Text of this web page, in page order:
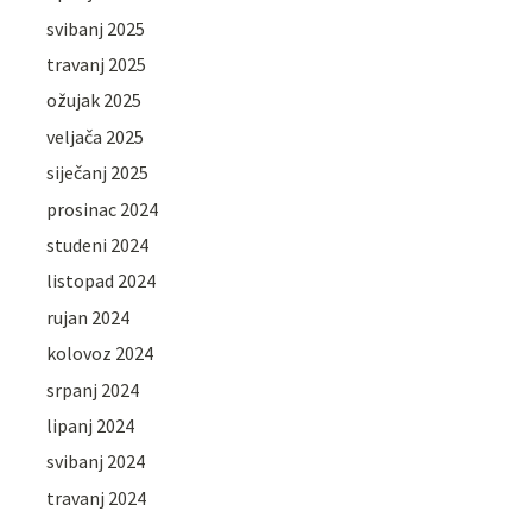
svibanj 2025
travanj 2025
ožujak 2025
veljača 2025
siječanj 2025
prosinac 2024
studeni 2024
listopad 2024
rujan 2024
kolovoz 2024
srpanj 2024
lipanj 2024
svibanj 2024
travanj 2024